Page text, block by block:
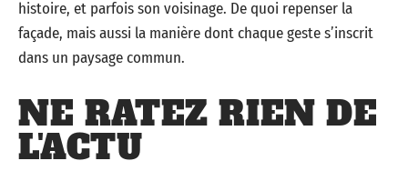
histoire, et parfois son voisinage. De quoi repenser la
façade, mais aussi la manière dont chaque geste s’inscrit
dans un paysage commun.
NE RATEZ RIEN DE
L'ACTU